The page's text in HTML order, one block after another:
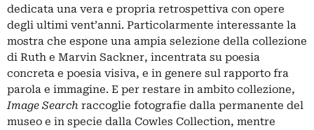
dedicata una vera e propria retrospettiva con opere
degli ultimi vent’anni. Particolarmente interessante la
mostra che espone una ampia selezione della collezione
di Ruth e Marvin Sackner, incentrata su poesia
concreta e poesia visiva, e in genere sul rapporto fra
parola e immagine. E per restare in ambito collezione,
Image Search raccoglie fotografie dalla permanente del
museo e in specie dalla Cowles Collection, mentre